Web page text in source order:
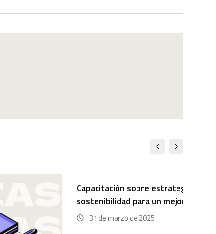
Capacitación sobre estrategias de
sostenibilidad para un mejor…
31 de marzo de 2025